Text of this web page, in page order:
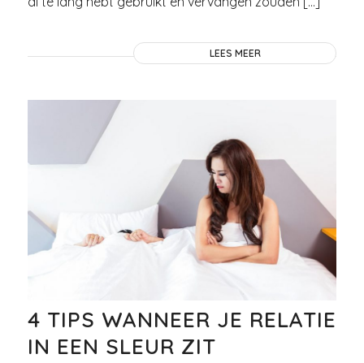
LEES MEER
4 TIPS WANNEER JE RELATIE
IN EEN SLEUR ZIT